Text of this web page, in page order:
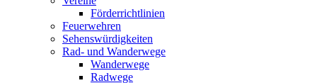
Förderrichtlinien
Feuerwehren
Sehenswürdigkeiten
Rad- und Wanderwege
Wanderwege
Radwege